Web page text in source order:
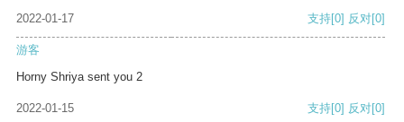
2022-01-17 支持[0] 反对[0]
游客
Horny Shriya sent you 2
2022-01-15 支持[0] 反对[0]